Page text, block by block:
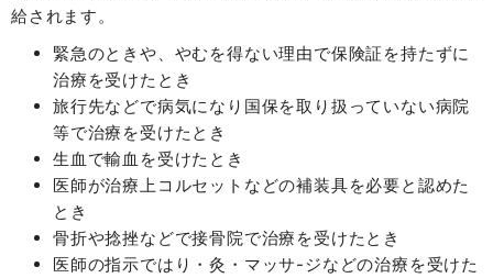
給されます。
緊急のときや、やむを得ない理由で保険証を持たずに
治療を受けたとき
旅行先などで病気になり国保を取り扱っていない病院
等で治療を受けたとき
生血で輸血を受けたとき
医師が治療上コルセットなどの補装具を必要と認めた
とき
骨折や捻挫などで接骨院で治療を受けたとき
医師の指示ではり・灸・マッサ-ジなどの治療を受けた